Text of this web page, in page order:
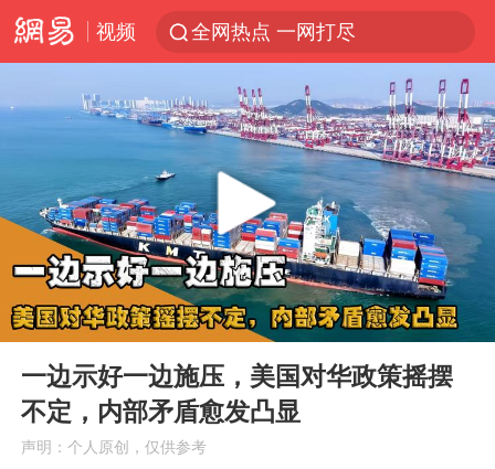
视频 全网热点 一网打尽
Play
00:00 03:25
一边示好一边施压，美国对华政策摇摆
不定，内部矛盾愈发凸显
声明：个人原创，仅供参考